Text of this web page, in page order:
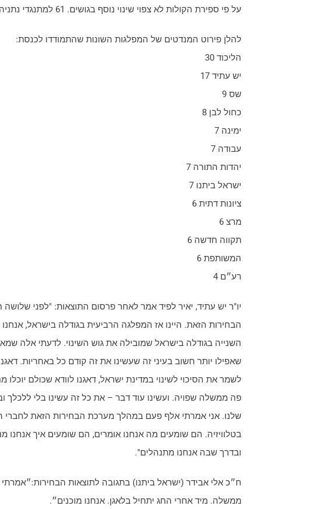
על פי ספירת הקולות לא צפוי שינוי נוסף בגושים. 61 למתנגדי נתניהו, 59 לגוש נתניהו עם בנט.
להלן פירוט המנדטים של המפלגות השונות שהתמודדו לכנסת:
הליכוד 30
יש עתיד 17
שס 9
כחול לבן 8
ימינה 7
עבודה 7
יהדות התורה 7
ישראל ביתנו 7
ציונות דתית 6
מרצ 6
תקווה חדשה 6
המשותפת 6
רע״ם 4
יו"ר יש עתיד, יאיר לפיד אמר לאחר פרסום התוצאות: "לפני
הבחירות הזאת. היינו אז המפלגה הרביעית בגודלה בישראל,
השנייה בגודלה בישראל שמובילה את גוש השינוי. לדעתי אלה
שאפילו יותר חשוב בעיני זה שעשינו את זה קודם כל באחריות.
לשמר את הסיכוי לשינוי במדינת ישראל, דאגנו לוודא שכולם
פה ממשלה שפויה. ועשינו עוד דבר – את כל זה עשינו בלי ללכלך
שלנו. אני אמרתי אלף פעם במהלך מערכת הבחירות הזאת לחברי
בטלוויזיה. הם שומעים מה אנחנו אומרים, הם שומעים איך אנחנו
ובדרך שבה אנחנו מתנהלים".
ח״כ אלי אבידר (ישראל ביתנו) בתגובה לתוצאות
ממשלה. מיד אחרי החג יתחיל בלאגן. אנחנו מוכנים״.